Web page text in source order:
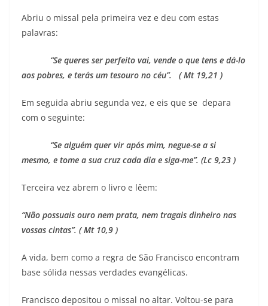
Abriu o missal pela primeira vez e deu com estas
palavras:
“Se queres ser perfeito vai, vende o que tens e dá-lo
aos pobres, e terás um tesouro no céu”. ( Mt 19,21 )
Em seguida abriu segunda vez, e eis que se depara
com o seguinte:
“Se alguém quer vir após mim, negue-se a si
mesmo, e tome a sua cruz cada dia e siga-me”. (Lc 9,23 )
Terceira vez abrem o livro e lêem:
“Não possuais ouro nem prata, nem tragais dinheiro nas
vossas cintas”. ( Mt 10,9 )
A vida, bem como a regra de São Francisco encontram
base sólida nessas verdades evangélicas.
Francisco depositou o missal no altar. Voltou-se para